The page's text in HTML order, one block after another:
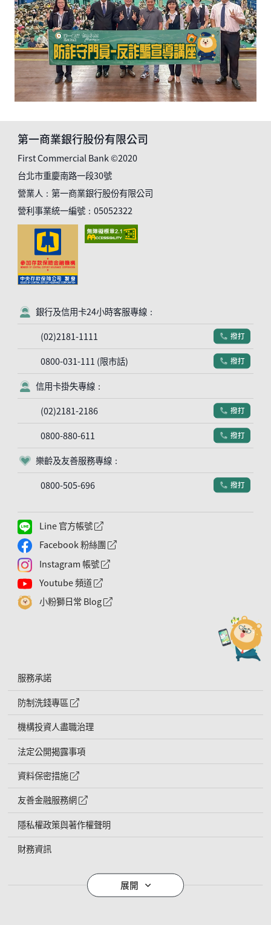
第一商業銀行股份有限公司
First Commercial Bank ©2020
台北市重慶南路一段30號
營業人：第一商業銀行股份有限公司
營利事業統一編號：05052322
客服符號
銀行及信用卡24小時客服專線：
(02)2181-1111
電話符號
撥打
0800-031-111 (限市話) 電話符號
撥打
客服符號
信用卡掛失專線：
(02)2181-2186
電話符號
撥打
0800-880-611 電話符號
撥打
客服符號
樂齡及友善服務專線：
0800-505-696
電話符號
撥打
Line 官方帳號 外網連結符號
Facebook 粉絲團 外網連結符號
Instagram 帳號 外網連結符號
Youtube 頻道 外網連結符號
小粉獅日常 Blog 外網連結符號
服務承諾
防制洗錢專區
外網連結符號
機構投資人盡職治理
法定公開揭露事項
資料保密措施
外網連結符號
友善金融服務網 外網連結符號
隱私權政策與著作權聲明
財務資訊
導覽列